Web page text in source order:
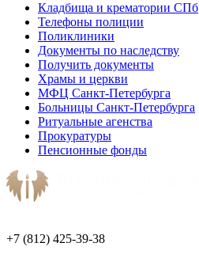
Кладбища и крематории СПб
Телефоны полиции
Поликлиники
Документы по наследству
Получить документы
Храмы и церкви
МФЦ Санкт-Петербурга
Больницы Санкт-Петербурга
Ритуальные агенства
Прокуратуры
Пенсионные фонды
+7 (812) 425-39-38